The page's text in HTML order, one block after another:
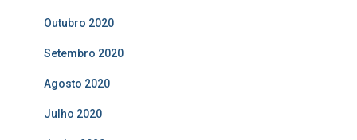
Outubro 2020
Setembro 2020
Agosto 2020
Julho 2020